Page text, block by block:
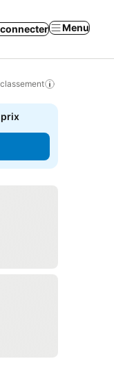
Menu
prix